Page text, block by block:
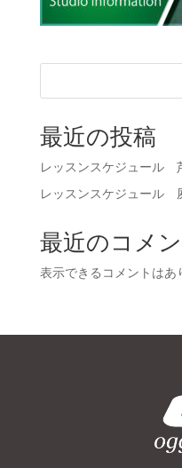
最近の投稿
レッスンスケジュール
レッスンスケジュール
最近のコメン
表示できるコメントはあ